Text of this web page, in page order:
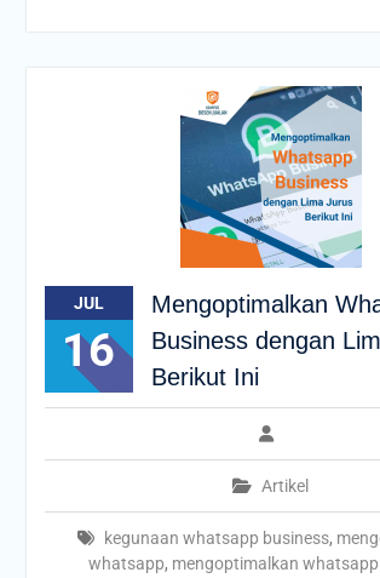
JUL
16
Mengoptimalkan
Business dengan
Berikut Ini
Artikel
kegunaan whatsapp business,
whatsapp, mengoptimalkan